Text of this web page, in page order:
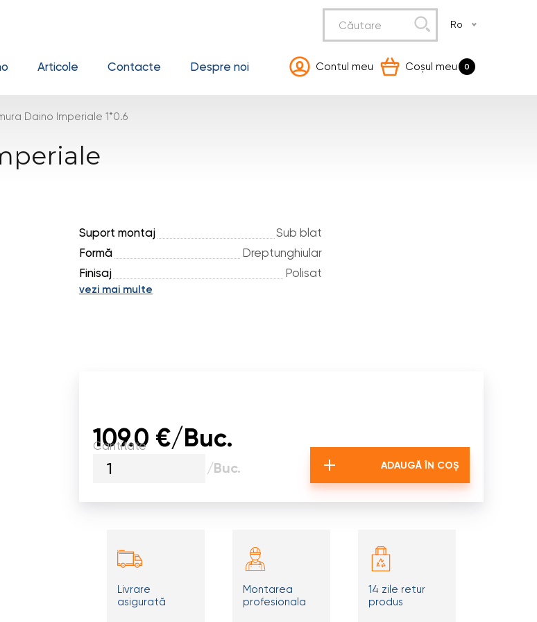
Ro
Articole Contacte Despre noi Contul meu Coșul meu 0
Daino Imperiale 1*0.6
Suport montaj
Sub blat
Formă
Dreptunghiular
Finisaj
Polisat
vezi mai multe
109.0 €/Buc.
Cantitate
/Buc. ADAUGĂ ÎN COȘ
Livrare
asigurată
Montarea
profesionala
14 zile retur
produs